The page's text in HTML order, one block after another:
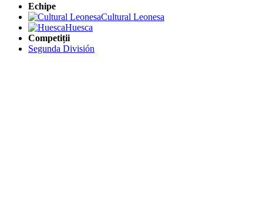
Echipe
Cultural Leonesa
Huesca
Competiții
Segunda División